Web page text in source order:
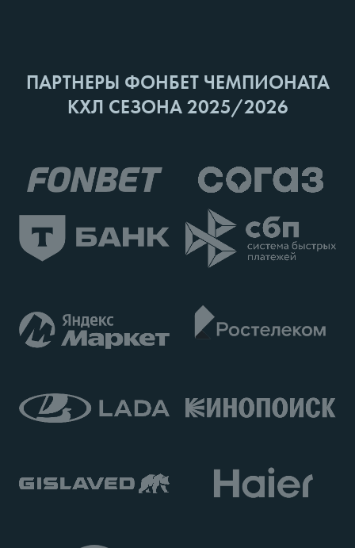
ПАРТНЕРЫ ФОНБЕТ ЧЕМПИОНАТА
КХЛ СЕЗОНА 2025/2026